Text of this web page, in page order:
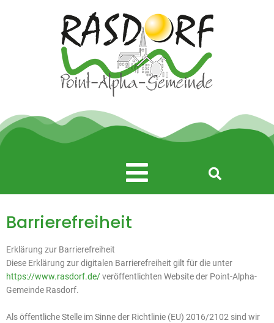
Main
Menu
Barrierefreiheit
Erklärung zur Barrierefreiheit
Diese Erklärung zur digitalen Barrierefreiheit gilt für die unter
https://www.rasdorf.de/veröffentlichten Website der Point-Alpha-
Gemeinde Rasdorf.
Als öffentliche Stelle im Sinne der Richtlinie (EU) 2016/2102 sind wir